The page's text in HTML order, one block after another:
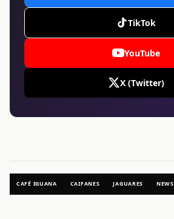
TikTok
YouTube
X (Twitter)
CAFÉ IGUANA CAIFANES JAGUARES NEWS